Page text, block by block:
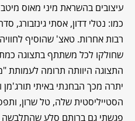
עיצובים בהשראת מיני מאוס
כמו: נטלי דדון, אסתי גינזבורג,
רבות אחרות. טאצ' שהוסיף
שחולקו לכל משתתף בתצוגה
התצוגה היוותה תרומה לעמותת
יתרה מכך הבחנתי באיתי תורג'מן
הסטייליסטית שלה, טל שרון,
פגשתי גם ברותם סלע שהתלבשה